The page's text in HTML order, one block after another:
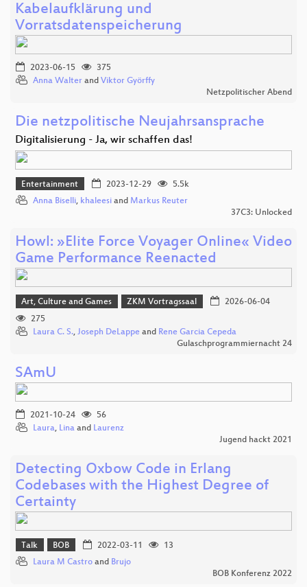
Kabelaufklärung und
Vorratsdatenspeicherung
2023-06-15
375
Anna Walter and Viktor Györffy
Netzpolitischer Abend
Die netzpolitische Neujahrsansprache
Digitalisierung - Ja, wir schaffen das!
Entertainment 2023-12-29
5.5k
Anna Biselli, khaleesi and Markus Reuter
37C3: Unlocked
Howl: »Elite Force Voyager Online« Video
Game Performance Reenacted
Art, Culture and Games ZKM Vortragssaal
2026-06-04
275
Laura C. S., Joseph DeLappe and Rene Garcia Cepeda
Gulaschprogrammiernacht 24
SAmU
2021-10-24
56
Laura, Lina and Laurenz
Jugend hackt 2021
Detecting Oxbow Code in Erlang
Codebases with the Highest Degree of
Certainty
Talk BOB 2022-03-11
13
Laura M Castro and Brujo
BOB Konferenz 2022